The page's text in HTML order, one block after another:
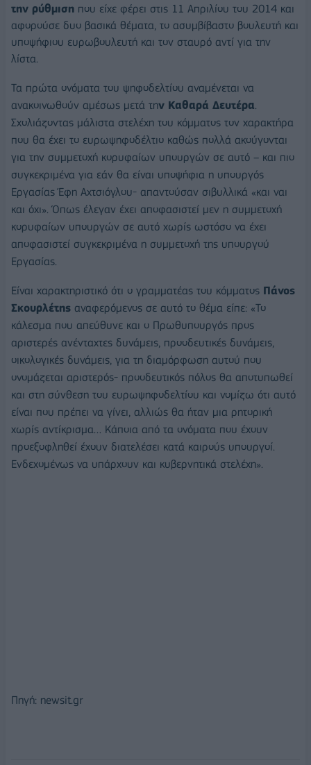
την ρύθμιση που είχε φέρει στις 11 Απριλίου του 2014 και
αφορούσε δυο βασικά θέματα, το ασυμβίβαστο βουλευτή και
υποψήφιου ευρωβουλευτή και τον σταυρό αντί για την
λίστα.
Τα πρώτα ονόματα του ψηφοδελτίου αναμένεται να
ανακοινωθούν αμέσως μετά την Καθαρά Δευτέρα.
Σχολιάζοντας μάλιστα στελέχη του κόμματος τον χαρακτήρα
που θα έχει το ευρωψηφοδέλτιο καθώς πολλά ακούγονται
για την συμμετοχή κορυφαίων υπουργών σε αυτό – και πιο
συγκεκριμένα για εάν θα είναι υποψήφια η υπουργός
Εργασίας Έφη Αχτσιόγλου- απαντούσαν σιβυλλικά «και ναι
και όχι». Όπως έλεγαν έχει αποφασιστεί μεν η συμμετοχή
κορυφαίων υπουργών σε αυτό χωρίς ωστόσο να έχει
αποφασιστεί συγκεκριμένα η συμμετοχή της υπουργού
Εργασίας.
Είναι χαρακτηριστικό ότι ο γραμματέας του κόμματος Πάνος
Σκουρλέτης αναφερόμενος σε αυτό το θέμα είπε: «Το
κάλεσμα που απεύθυνε και ο Πρωθυπουργός προς
αριστερές ανένταχτες δυνάμεις, προοδευτικές δυνάμεις,
οικολογικές δυνάμεις, για τη διαμόρφωση αυτού που
ονομάζεται αριστερός- προοδευτικός πόλος θα αποτυπωθεί
και στη σύνθεση του ευρωψηφοδελτίου και νομίζω ότι αυτό
είναι που πρέπει να γίνει, αλλιώς θα ήταν μια ρητορική
χωρίς αντίκρισμα… Κάποια από τα ονόματα που έχουν
προεξοφληθεί έχουν διατελέσει κατά καιρούς υπουργοί.
Ενδεχομένως να υπάρχουν και κυβερνητικά στελέχη».
Πηγή: newsit.gr